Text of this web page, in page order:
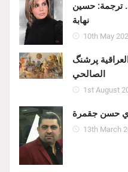
ترجمة: حسين
نهابة
10th May
پرشنگ
الصالحي
1st August
حسن جقمرة
13th March